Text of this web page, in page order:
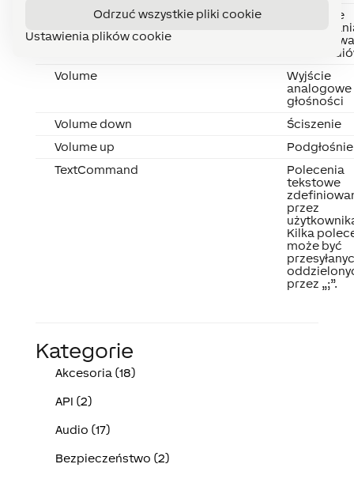
Odrzuć wszystkie pliki cookie
Ustawienia plików cookie
Play/Pause/Toggle
Polecenie
Volume
Wyjście
analogowe
głośności
Volume down
Ściszenie
Volume up
TextCommand
Polecenia
tekstowe
przez
Kilka
może być
przez „;”.
Kategorie
Akcesoria (18)
API (2)
Audio (17)
Bezpieczeństwo (2)